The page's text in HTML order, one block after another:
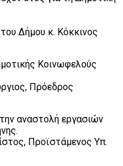
Δήμου κ. Κόκκινος
Κοινωφελούς
Πρόεδρος
αναστολή εργασιών
Προϊστάμενος Υπ.